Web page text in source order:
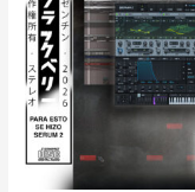
EMOCIONALES
para
FAKEMINK
(prod.
mora)
[71]